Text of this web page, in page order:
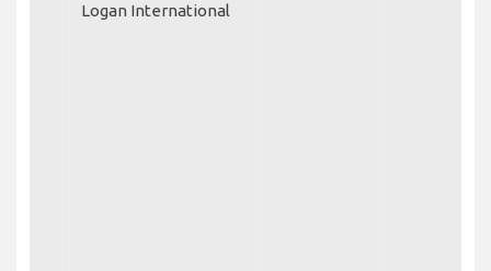
Logan International